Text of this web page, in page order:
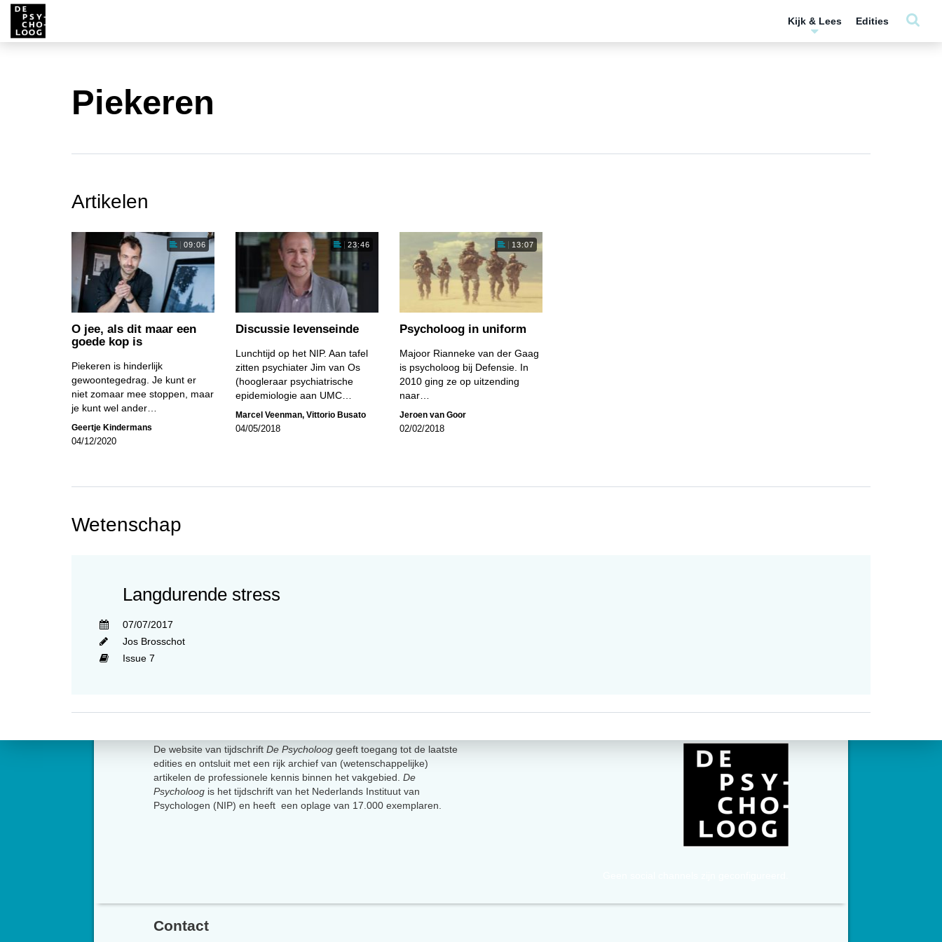
Kijk & Lees Edities
Piekeren
Artikelen
09:06
O jee, als dit maar een
goede kop is
Piekeren is hinderlijk
gewoontegedrag. Je kunt er
niet zomaar mee stoppen, maar
je kunt wel ander…
Geertje Kindermans
04/12/2020
23:46
Discussie levenseinde
Lunchtijd op het NIP. Aan tafel
zitten psychiater Jim van Os
(hoogleraar psychiatrische
epidemiologie aan UMC…
Marcel Veenman, Vittorio Busato
04/05/2018
13:07
Psycholoog in uniform
Majoor Rianneke van der Gaag
is psycholoog bij Defensie. In
2010 ging ze op uitzending
naar…
Jeroen van Goor
02/02/2018
Wetenschap
Langdurende stress
07/07/2017
Jos Brosschot
Issue 7
De website van tijdschrift De Psycholoog geeft toegang tot de laatste
edities en ontsluit met een rijk archief van (wetenschappelijke)
artikelen de professionele kennis binnen het vakgebied. De
Psycholoog is het tijdschrift van het Nederlands Instituut van
Psychologen (NIP) en heeft een oplage van 17.000 exemplaren.
Contact